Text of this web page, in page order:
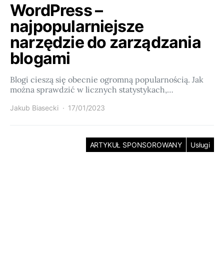
WordPress –
najpopularniejsze
narzędzie do zarządzania
blogami
Blogi cieszą się obecnie ogromną popularnością. Jak
można sprawdzić w licznych statystykach,…
Jakub Biasecki 17/01/2023
ARTYKUŁ SPONSOROWANY Usługi